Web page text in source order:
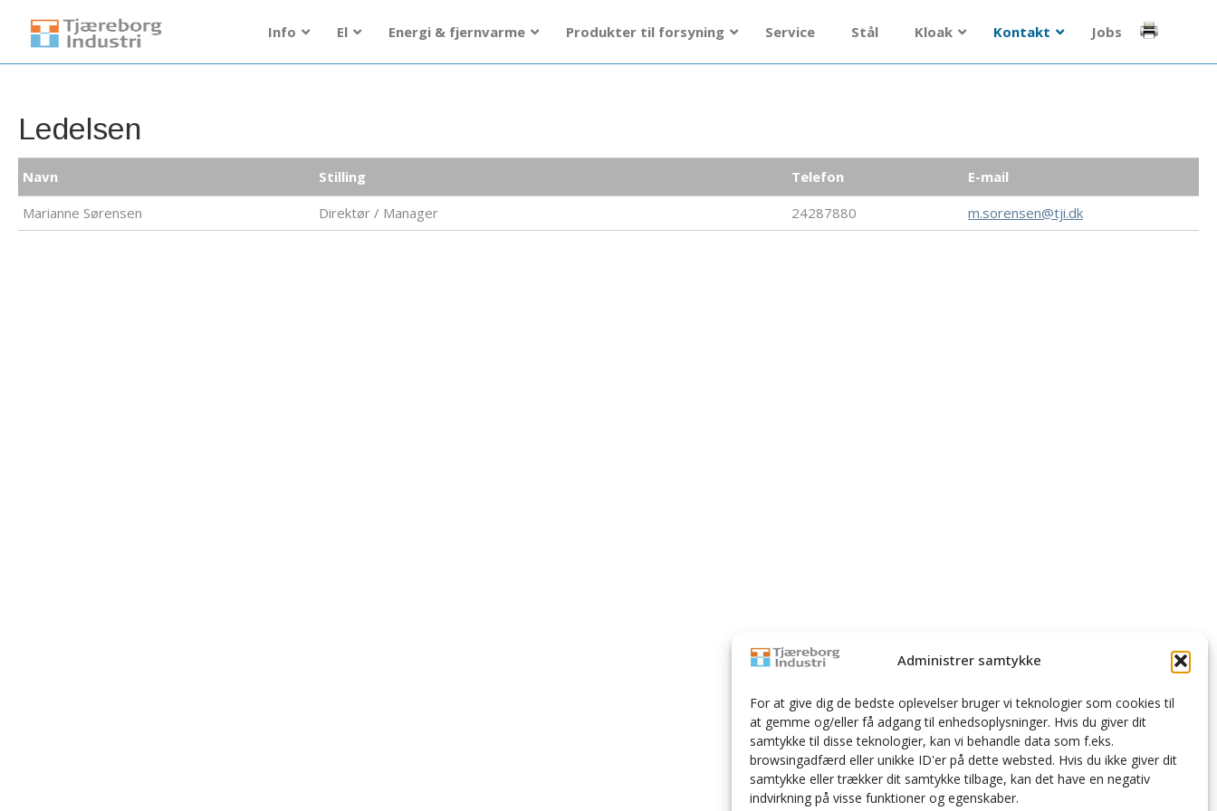
Administrer samtykke
For at give dig de bedste oplevelser bruger vi teknologier som cookies til
at gemme og/eller få adgang til enhedsoplysninger. Hvis du giver dit
samtykke til disse teknologier, kan vi behandle data som f.eks.
browsingadfærd eller unikke ID'er på dette websted. Hvis du ikke giver dit
samtykke eller trækker dit samtykke tilbage, kan det have en negativ
indvirkning på visse funktioner og egenskaber.
Info El Energi & fjernvarme Produkter til forsyning Service Stål Kloak Kontakt Jobs
Ledelsen
Navn Stilling Telefon
E-mail
Marianne Sørensen
Direktør / Manager 24287880 m.sorensen@tji.dk